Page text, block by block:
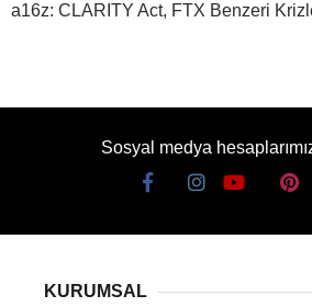
a16z: CLARITY Act, FTX Benzeri
Sosyal medya
KURUMSAL